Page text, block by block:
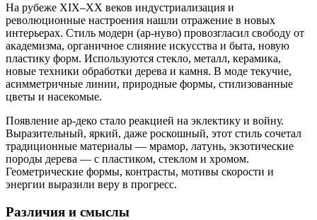
На рубеже XIX–XX веков индустриализация и
революционные настроения нашли отражение в новых
интерьерах. Стиль модерн (ар-нуво) провозгласил свободу от
академизма, органичное слияние искусства и быта, новую
пластику форм. Используются стекло, металл, керамика,
новые техники обработки дерева и камня. В моде текучие,
асимметричные линии, природные формы, стилизованные
цветы и насекомые.
Появление ар-деко стало реакцией на эклектику и войну.
Выразительный, яркий, даже роскошный, этот стиль сочетал
традиционные материалы — мрамор, латунь, экзотические
породы дерева — с пластиком, стеклом и хромом.
Геометрические формы, контрасты, мотивы скорости и
энергии выразили веру в прогресс.
Различия и смыслы